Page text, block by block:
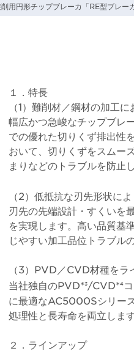
用円形チップブレーカ「RE型ブレーカ
１．特長
（1）難削材／鋼材の加工
幅広かつ急峻なチップブレ
での優れた切りくず排出性
おいて、切りくずをスムー
まりなどのトラブルを防止
（2）低抵抗な刃先形状に
刃先の先端設計・すくいを
を実現します。高い品質基
じやすい加工品位トラブル
（3）PVD／CVD材種を
当社独自のPVD*3/CVD*4
に最適なAC5000Sシリー
処理性と長寿命を両立します
２．ラインアップ